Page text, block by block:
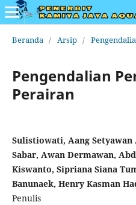
Beranda / Arsip /
Pengendalian
Perairan
Sulistiowati, Aang
Sabar, Awan Dermawan,
Kiswanto, Sipriana Siana
Banunaek, Henry Kasman
Penulis